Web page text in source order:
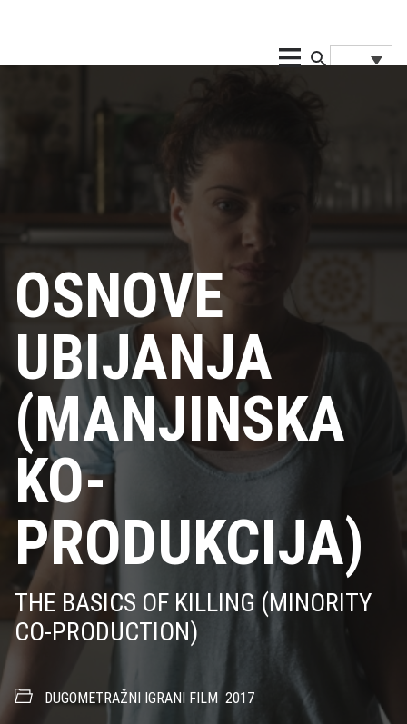
OSNOVE
UBIJANJA
(MANJINSKA
KO-
PRODUKCIJA)
THE BASICS OF KILLING (MINORITY
CO-PRODUCTION)
DUGOMETRAŽNI IGRANI FILM 2017